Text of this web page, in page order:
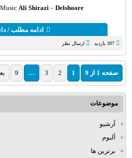
Ali Shirazi – Delshoore
ادامه مطلب /
307 بازدید ارسال نظر
صفحه 1 از 9 1
2
3
…
9
موضوعات
آرشیو
آلبوم
برترین ها